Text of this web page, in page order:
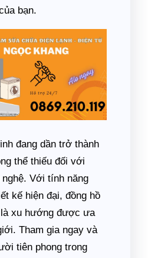
bạn.
đang dần trở thành
thể thiếu đối với
Với tính năng
kế hiện đại, đồng hồ
xu hướng được ưa
Tham gia ngay và
tiên phong trong